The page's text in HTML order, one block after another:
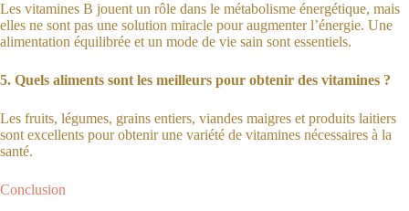
Les vitamines B jouent un rôle dans le métabolisme énergétique, mais
elles ne sont pas une solution miracle pour augmenter l’énergie. Une
alimentation équilibrée et un mode de vie sain sont essentiels.
5. Quels aliments sont les meilleurs pour obtenir des vitamines ?
Les fruits, légumes, grains entiers, viandes maigres et produits laitiers
sont excellents pour obtenir une variété de vitamines nécessaires à la
santé.
Conclusion